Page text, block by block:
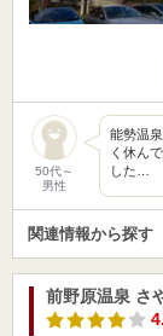
50代～
男性
能勢温
く休ん
した…
関連情報から探す
前野原温泉 さ